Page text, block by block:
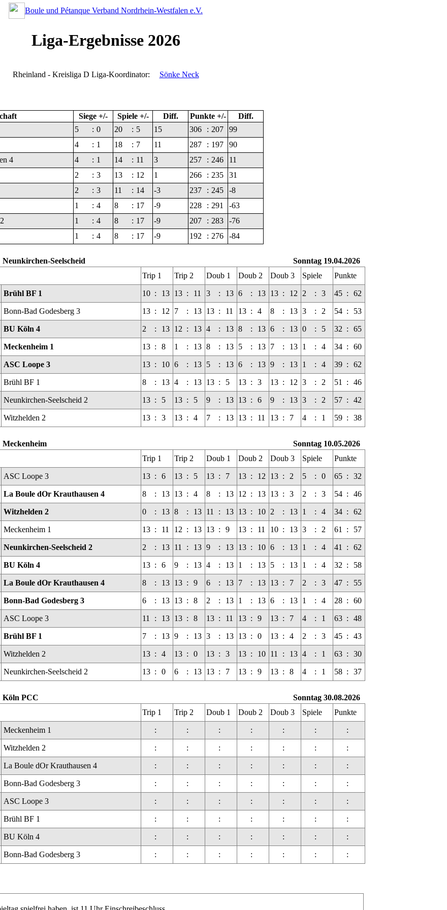
Boule und Pétanque Verband Nordrhein-Westfalen e.V.
Liga-Ergebnisse 2026
Rheinland - Kreisliga D Liga-Koordinator: Sönke Neck
Siege +/- Spiele +/- Diff. Punkte +/-
Diff.
5 : 0 20 : 5 15 306 : 207
99
4 : 1 18 : 7 11 287 : 197
90
4 4 : 1 14 : 11 3 257 : 246
11
2 : 3 13 : 12 1 266 : 235
31
2 : 3 11 : 14 -3 237 : 245
-8
1 : 4 8 : 17 -9 228 : 291
-63
1 : 4 8 : 17 -9 207 : 283
-76
1 : 4 8 : 17 -9 192 : 276 -84
Neunkirchen-Seelscheid
Sonntag 19.04.2026
Trip 1 Trip 2 Doub 1 Doub 2 Doub 3 Spiele Punkte
Brühl BF 1 10 : 13 13 : 11 3 : 13 6 : 13 13 : 12 2 : 3 45 : 62
Bonn-Bad Godesberg 3 13 : 12 7 : 13 13 : 11 13 : 4 8 : 13 3 : 2 54 : 53
BU Köln 4 2 : 13 12 : 13 4 : 13 8 : 13 6 : 13 0 : 5 32 : 65
Meckenheim 1 13 : 8 1 : 13 8 : 13 5 : 13 7 : 13 1 : 4 34 : 60
ASC Loope 3 13 : 10 6 : 13 5 : 13 6 : 13 9 : 13 1 : 4 39 : 62
Brühl BF 1 8 : 13 4 : 13 13 : 5 13 : 3 13 : 12 3 : 2 51 : 46
Neunkirchen-Seelscheid 2 13 : 5 13 : 5 9 : 13 13 : 6 9 : 13 3 : 2 57 : 42
Witzhelden 2 13 : 3 13 : 4 7 : 13 13 : 11 13 : 7 4 : 1 59 : 38
Meckenheim
Sonntag 10.05.2026
Trip 1 Trip 2 Doub 1 Doub 2 Doub 3 Spiele Punkte
ASC Loope 3 13 : 6 13 : 5 13 : 7 13 : 12 13 : 2 5 : 0 65 : 32
La Boule dOr Krauthausen 4 8 : 13 13 : 4 8 : 13 12 : 13 13 : 3 2 : 3 54 : 46
Witzhelden 2 0 : 13 8 : 13 11 : 13 13 : 10 2 : 13 1 : 4 34 : 62
Meckenheim 1 13 : 11 12 : 13 13 : 9 13 : 11 10 : 13 3 : 2 61 : 57
Neunkirchen-Seelscheid 2 2 : 13 11 : 13 9 : 13 13 : 10 6 : 13 1 : 4 41 : 62
BU Köln 4 13 : 6 9 : 13 4 : 13 1 : 13 5 : 13 1 : 4 32 : 58
La Boule dOr Krauthausen 4 8 : 13 13 : 9 6 : 13 7 : 13 13 : 7 2 : 3 47 : 55
Bonn-Bad Godesberg 3 6 : 13 13 : 8 2 : 13 1 : 13 6 : 13 1 : 4 28 : 60
ASC Loope 3 11 : 13 13 : 8 13 : 11 13 : 9 13 : 7 4 : 1 63 : 48
Brühl BF 1 7 : 13 9 : 13 3 : 13 13 : 0 13 : 4 2 : 3 45 : 43
Witzhelden 2 13 : 4 13 : 0 13 : 3 13 : 10 11 : 13 4 : 1 63 : 30
Neunkirchen-Seelscheid 2 13 : 0 6 : 13 13 : 7 13 : 9 13 : 8 4 : 1 58 : 37
Köln PCC
Sonntag 30.08.2026
Trip 1 Trip 2 Doub 1 Doub 2 Doub 3 Spiele Punkte
Meckenheim 1 : : : : : : :
Witzhelden 2 : : : : : : :
La Boule dOr Krauthausen 4 : : : : : : :
Bonn-Bad Godesberg 3 : : : : : : :
ASC Loope 3 : : : : : : :
Brühl BF 1 : : : : : : :
BU Köln 4 : : : : : : :
Bonn-Bad Godesberg 3 : : : : : : :